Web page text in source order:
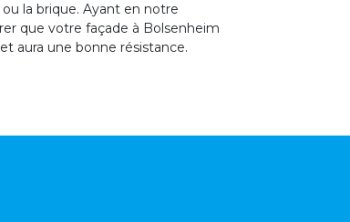
la brique. Ayant en notre
que votre façade à Bolsenheim
aura une bonne résistance.